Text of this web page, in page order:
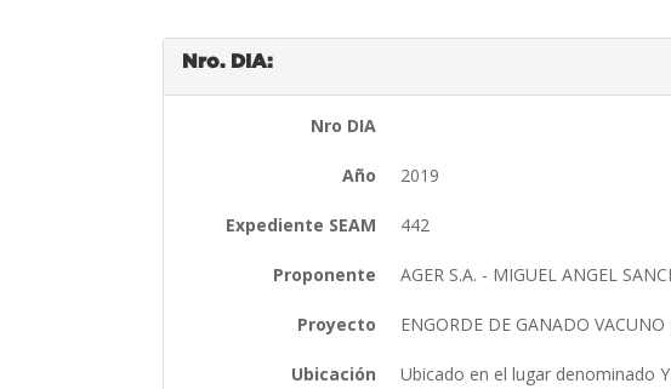
Nro. DIA:
Nro DIA
Año 2019
Expediente SEAM 442
Proponente AGER S.A. - MIGUEL ANGEL
Proyecto ENGORDE DE GANADO
Ubicación Ubicado en el lugar denominado